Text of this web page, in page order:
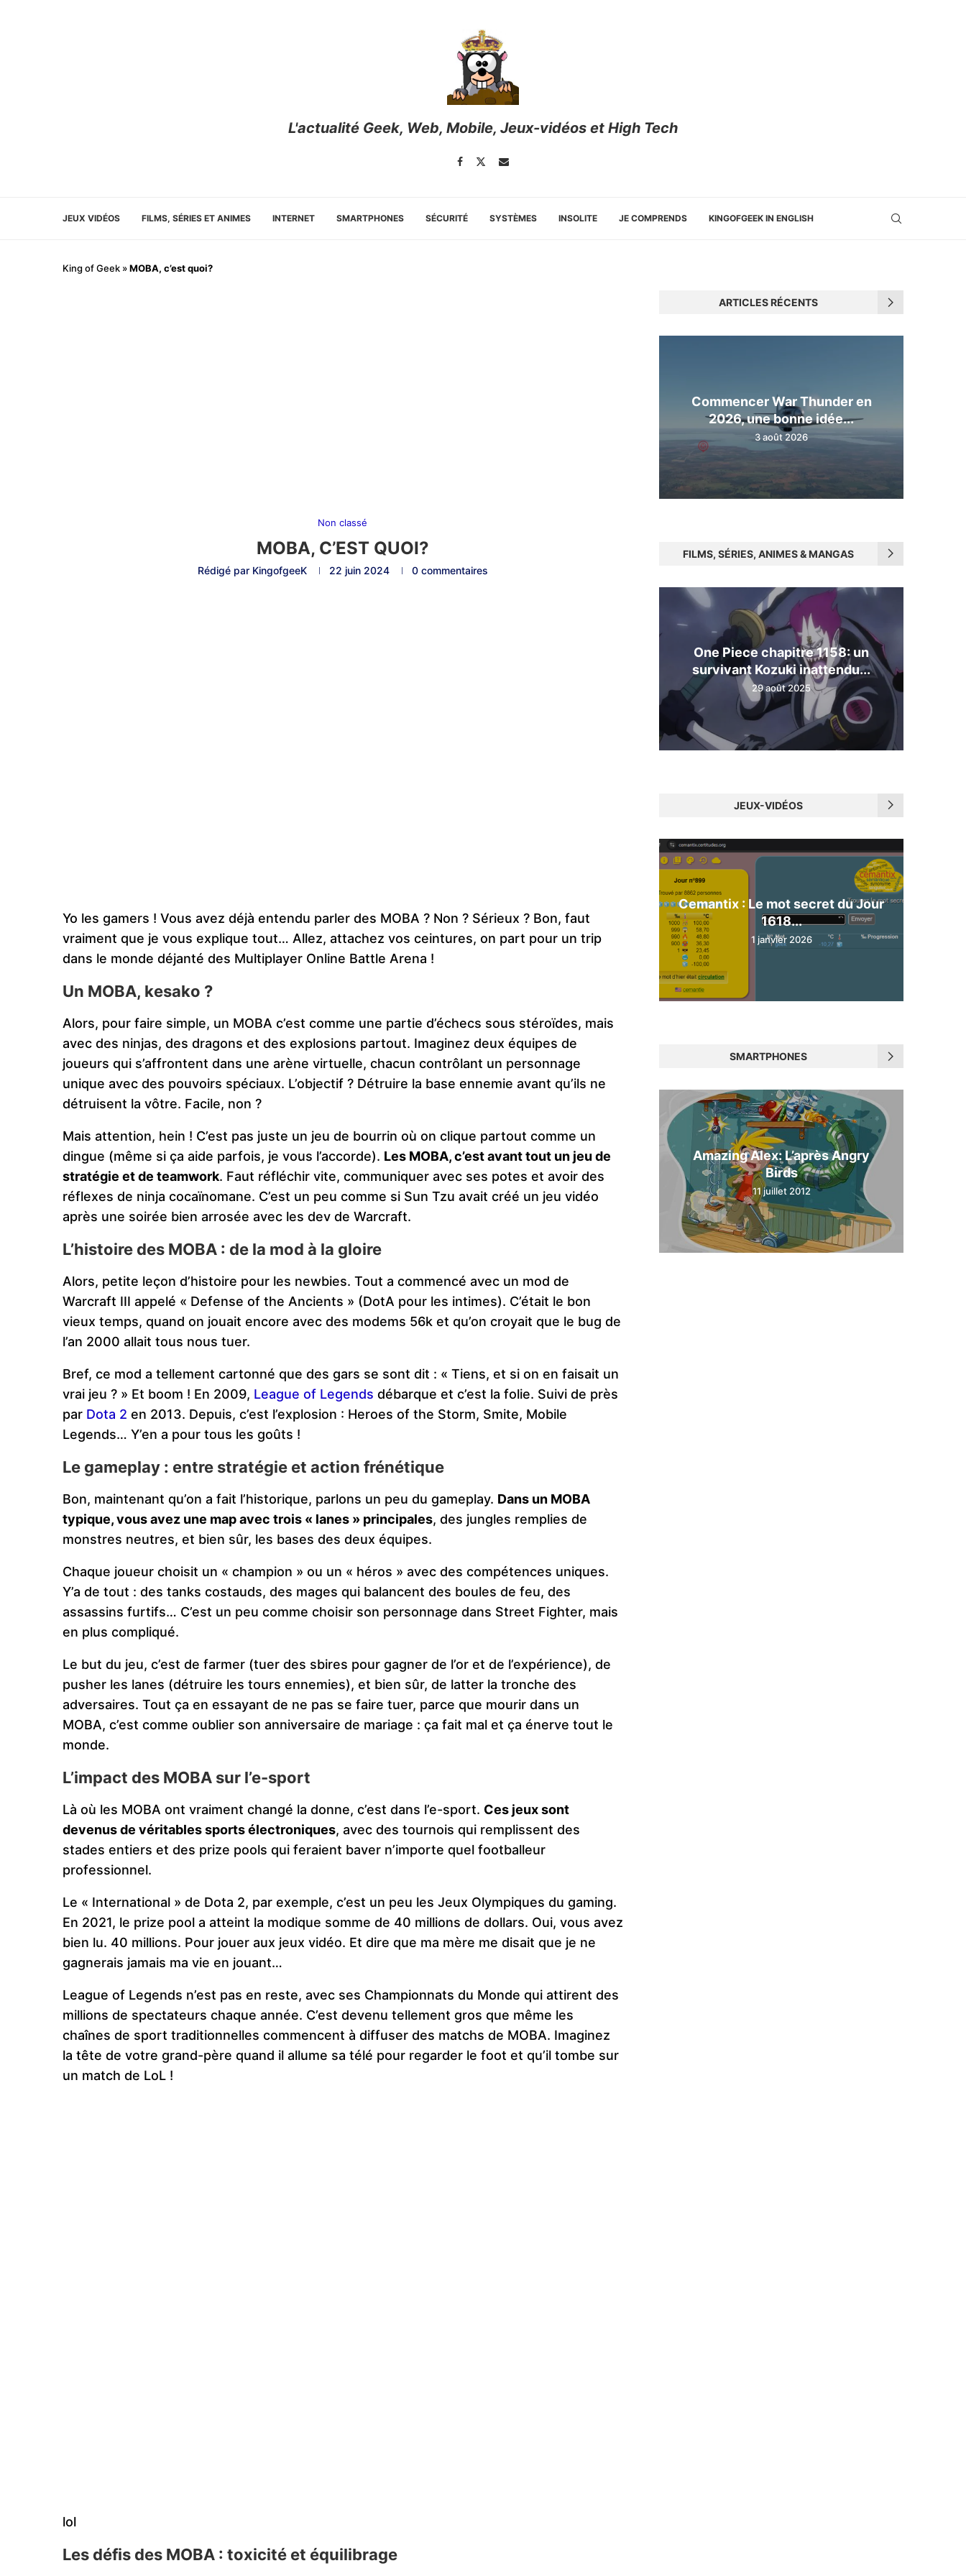
L'actualité Geek, Web, Mobile, Jeux-vidéos et High Tech
JEUX VIDÉOS FILMS, SÉRIES ET ANIMES INTERNET SMARTPHONES SÉCURITÉ SYSTÈMES INSOLITE JE COMPRENDS KINGOFGEEK IN ENGLISH
King of Geek »MOBA, c’est quoi?
Non classé
MOBA, C’EST QUOI?
Rédigé par KingofgeeK 22 juin 2024 0 commentaires
Yo les gamers ! Vous avez déjà entendu parler des MOBA ? Non ? Sérieux ? Bon, faut
vraiment que je vous explique tout… Allez, attachez vos ceintures, on part pour un trip
dans le monde déjanté des Multiplayer Online Battle Arena !
Un MOBA, kesako ?
Alors, pour faire simple, un MOBA c’est comme une partie d’échecs sous stéroïdes, mais
avec des ninjas, des dragons et des explosions partout. Imaginez deux équipes de
joueurs qui s’affrontent dans une arène virtuelle, chacun contrôlant un personnage
unique avec des pouvoirs spéciaux. L’objectif ? Détruire la base ennemie avant qu’ils ne
détruisent la vôtre. Facile, non ?
Mais attention, hein ! C’est pas juste un jeu de bourrin où on clique partout comme un
dingue (même si ça aide parfois, je vous l’accorde). Les MOBA, c’est avant tout un jeu de
stratégie et de teamwork. Faut réfléchir vite, communiquer avec ses potes et avoir des
réflexes de ninja cocaïnomane. C’est un peu comme si Sun Tzu avait créé un jeu vidéo
après une soirée bien arrosée avec les dev de Warcraft.
L’histoire des MOBA : de la mod à la gloire
Alors, petite leçon d’histoire pour les newbies. Tout a commencé avec un mod de
Warcraft III appelé « Defense of the Ancients » (DotA pour les intimes). C’était le bon
vieux temps, quand on jouait encore avec des modems 56k et qu’on croyait que le bug de
l’an 2000 allait tous nous tuer.
Bref, ce mod a tellement cartonné que des gars se sont dit : « Tiens, et si on en faisait un
vrai jeu ? » Et boom ! En 2009, League of Legends débarque et c’est la folie. Suivi de près
par Dota 2 en 2013. Depuis, c’est l’explosion : Heroes of the Storm, Smite, Mobile
Legends… Y’en a pour tous les goûts !
Le gameplay : entre stratégie et action frénétique
Bon, maintenant qu’on a fait l’historique, parlons un peu du gameplay. Dans un MOBA
typique, vous avez une map avec trois « lanes » principales, des jungles remplies de
monstres neutres, et bien sûr, les bases des deux équipes.
Chaque joueur choisit un « champion » ou un « héros » avec des compétences uniques.
Y’a de tout : des tanks costauds, des mages qui balancent des boules de feu, des
assassins furtifs… C’est un peu comme choisir son personnage dans Street Fighter, mais
en plus compliqué.
Le but du jeu, c’est de farmer (tuer des sbires pour gagner de l’or et de l’expérience), de
pusher les lanes (détruire les tours ennemies), et bien sûr, de latter la tronche des
adversaires. Tout ça en essayant de ne pas se faire tuer, parce que mourir dans un
MOBA, c’est comme oublier son anniversaire de mariage : ça fait mal et ça énerve tout le
monde.
L’impact des MOBA sur l’e-sport
Là où les MOBA ont vraiment changé la donne, c’est dans l’e-sport. Ces jeux sont
devenus de véritables sports électroniques, avec des tournois qui remplissent des
stades entiers et des prize pools qui feraient baver n’importe quel footballeur
professionnel.
Le « International » de Dota 2, par exemple, c’est un peu les Jeux Olympiques du gaming.
En 2021, le prize pool a atteint la modique somme de 40 millions de dollars. Oui, vous avez
bien lu. 40 millions. Pour jouer aux jeux vidéo. Et dire que ma mère me disait que je ne
gagnerais jamais ma vie en jouant…
League of Legends n’est pas en reste, avec ses Championnats du Monde qui attirent des
millions de spectateurs chaque année. C’est devenu tellement gros que même les
chaînes de sport traditionnelles commencent à diffuser des matchs de MOBA. Imaginez
la tête de votre grand-père quand il allume sa télé pour regarder le foot et qu’il tombe sur
un match de LoL !
lol
Les défis des MOBA : toxicité et équilibrage
ARTICLES RÉCENTS
Commencer War Thunder en
2026, une bonne idée...
3 août 2026
FILMS, SÉRIES, ANIMES & MANGAS
One Piece chapitre 1158: un
survivant Kozuki inattendu...
29 août 2025
JEUX-VIDÉOS
Cemantix : Le mot secret du Jour
1618...
1 janvier 2026
SMARTPHONES
Amazing Alex: L’après Angry
Birds
11 juillet 2012